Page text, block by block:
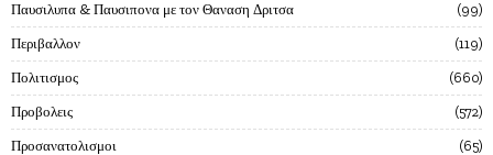
Παυσιλυπα & Παυσιπονα με τον Θαναση Δριτσα 99
Περιβαλλον 119
Πολιτισμος 660
Προβολεις 572
Προσανατολισμοι 65